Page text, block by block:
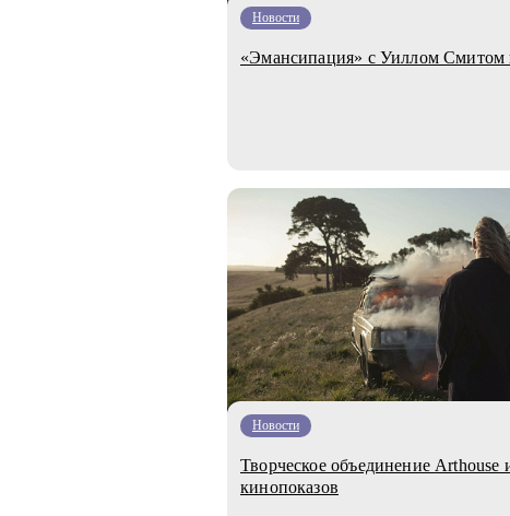
Новости
«Эмансипация» с Уиллом Смитом
Новости
Творческое объединение
кинопоказов